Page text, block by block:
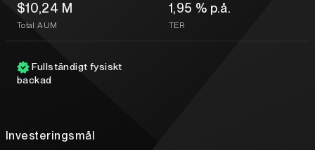
$10,24 M
Total AUM
1,95 % p.å.
TER
Fullständigt fysiskt
backad
Investeringsmål